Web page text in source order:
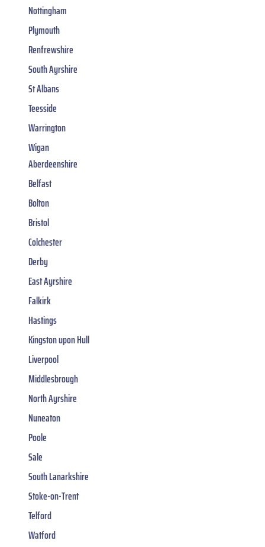
Nottingham
Plymouth
Renfrewshire
South Ayrshire
St Albans
Teesside
Warrington
Wigan
Aberdeenshire
Belfast
Bolton
Bristol
Colchester
Derby
East Ayrshire
Falkirk
Hastings
Kingston upon Hull
Liverpool
Middlesbrough
North Ayrshire
Nuneaton
Poole
Sale
South Lanarkshire
Stoke-on-Trent
Telford
Watford